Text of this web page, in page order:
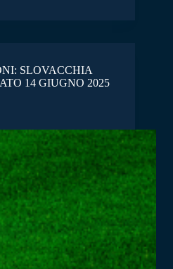
SLOVACCHIA
14 GIUGNO 2025